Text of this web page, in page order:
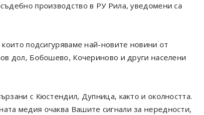
производство в РУ Рила, уведомени са
подсигуряваме най-новите новини от
дол, Бобошево, Кочериново и други населени
с Кюстендил, Дупница, както и околността.
медия очаква Вашите сигнали за нередности,